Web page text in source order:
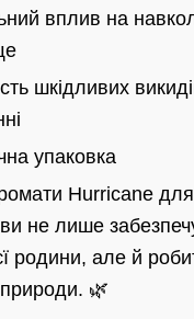
вплив на
шкідливих
упаковка
Hurricane для
не лише
родини, але й
🌿